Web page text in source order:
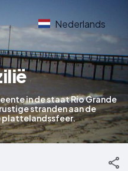
Nederlands
in de staat Rio Grande
stranden aan de
plattelandssfeer.